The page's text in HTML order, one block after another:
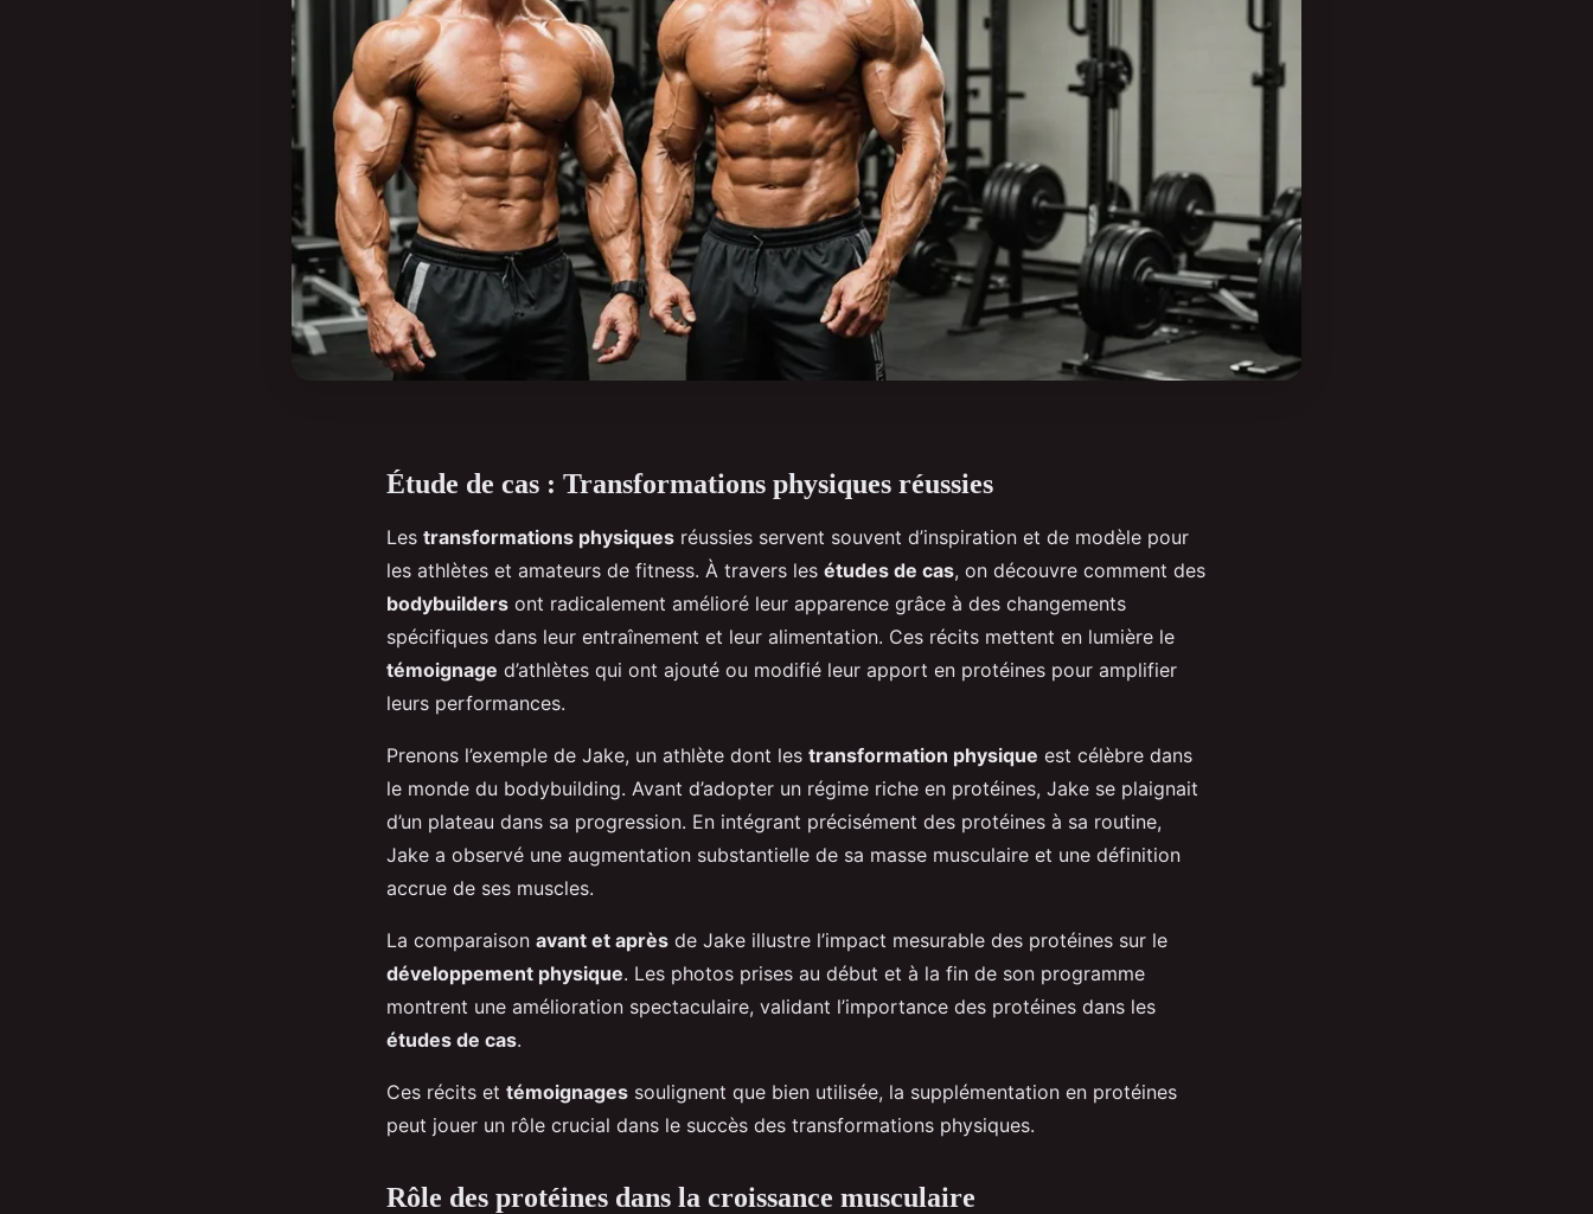
Étude de cas : Transformations physiques réussies
Les transformations physiques réussies servent souvent d’inspiration et de modèle pour
les athlètes et amateurs de fitness. À travers les études de cas, on découvre comment des
bodybuilders ont radicalement amélioré leur apparence grâce à des changements
spécifiques dans leur entraînement et leur alimentation. Ces récits mettent en lumière le
témoignage d’athlètes qui ont ajouté ou modifié leur apport en protéines pour amplifier
leurs performances.
Prenons l’exemple de Jake, un athlète dont les transformation physique est célèbre dans
le monde du bodybuilding. Avant d’adopter un régime riche en protéines, Jake se plaignait
d’un plateau dans sa progression. En intégrant précisément des protéines à sa routine,
Jake a observé une augmentation substantielle de sa masse musculaire et une définition
accrue de ses muscles.
La comparaison avant et après de Jake illustre l’impact mesurable des protéines sur le
développement physique. Les photos prises au début et à la fin de son programme
montrent une amélioration spectaculaire, validant l’importance des protéines dans les
études de cas.
Ces récits et témoignages soulignent que bien utilisée, la supplémentation en protéines
peut jouer un rôle crucial dans le succès des transformations physiques.
Rôle des protéines dans la croissance musculaire